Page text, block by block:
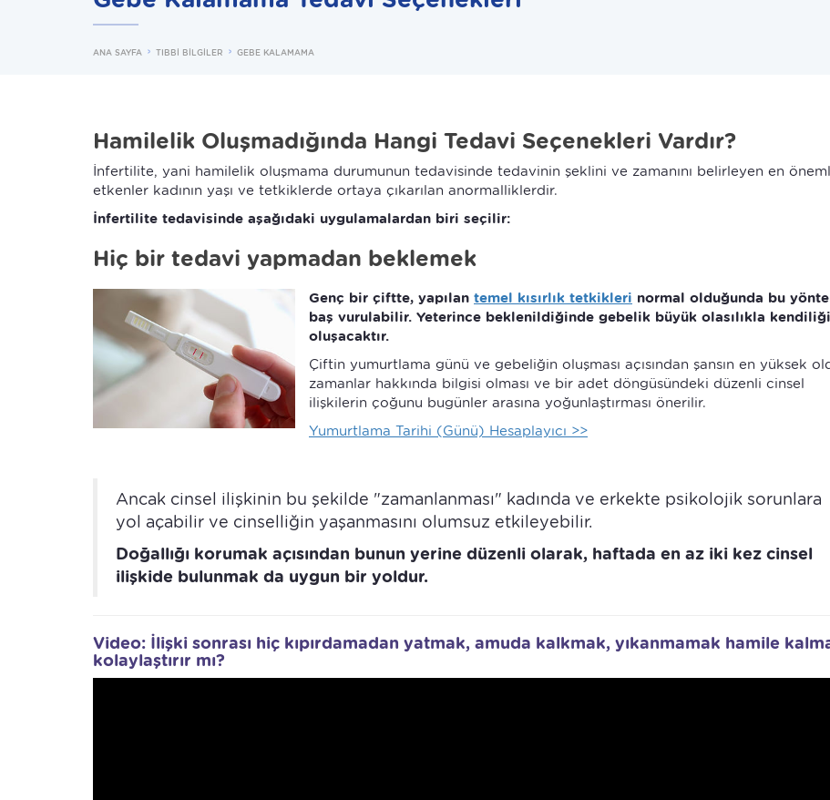
ANA SAYFA TIBBİ BİLGİLER GEBE KALAMAMA
Hamilelik Oluşmadığında Hangi Tedavi Seçenekleri Vardır?
İnfertilite, yani hamilelik oluşmama durumunun tedavisinde tedavinin şeklini ve zamanını belirleyen en
etkenler kadının yaşı ve tetkiklerde ortaya çıkarılan anormalliklerdir.
İnfertilite tedavisinde aşağıdaki uygulamalardan biri seçilir:
Hiç bir tedavi yapmadan beklemek
Genç bir çiftte, yapılan temel kısırlık tetkikleri normal olduğunda bu
baş vurulabilir. Yeterince beklenildiğinde gebelik büyük olasılıkla
oluşacaktır.
Çiftin yumurtlama günü ve gebeliğin oluşması açısından şansın en yüksek
zamanlar hakkında bilgisi olması ve bir adet döngüsündeki düzenli cinsel
ilişkilerin çoğunu bugünler arasına yoğunlaştırması önerilir.
Yumurtlama Tarihi (Günü) Hesaplayıcı >>
Ancak cinsel ilişkinin bu şekilde "zamanlanması" kadında ve erkekte psikolojik sorunlara
yol açabilir ve cinselliğin yaşanmasını olumsuz etkileyebilir.
Doğallığı korumak açısından bunun yerine düzenli olarak, haftada en az iki kez cinsel
ilişkide bulunmak da uygun bir yoldur.
Video: İlişki sonrası hiç kıpırdamadan yatmak, amuda kalkmak, yıkanmamak hamile
kolaylaştırır mı?